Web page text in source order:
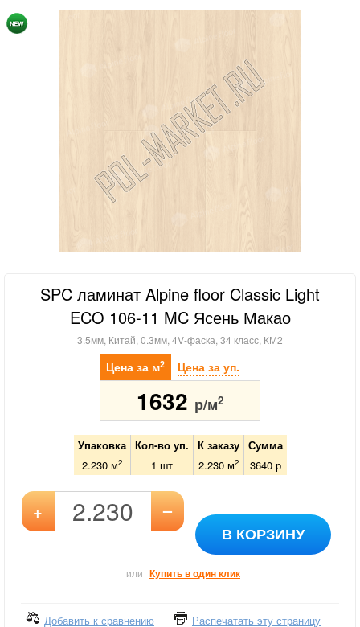
SPC ламинат Alpine floor Classic Light
ECO 106-11 MC Ясень Макао
3.5мм, Китай, 0.3мм, 4V-фаска, 34 класс, КМ2
Цена за м2 Цена за уп.
1632 р/м2
Упаковка Кол-во уп. К заказу
Сумма
2.230 м2 1 шт 2.230м2 3640р
+ –
В КОРЗИНУ
или Купить в один клик
Добавить к сравнению
Распечатать эту страницу